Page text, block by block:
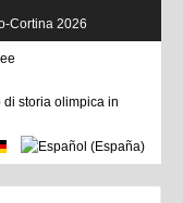
Cortina 2026
di storia olimpica in